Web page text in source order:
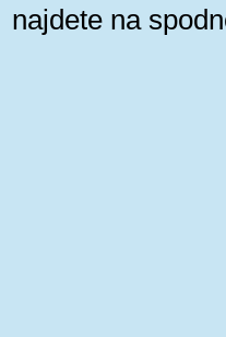
najdete na